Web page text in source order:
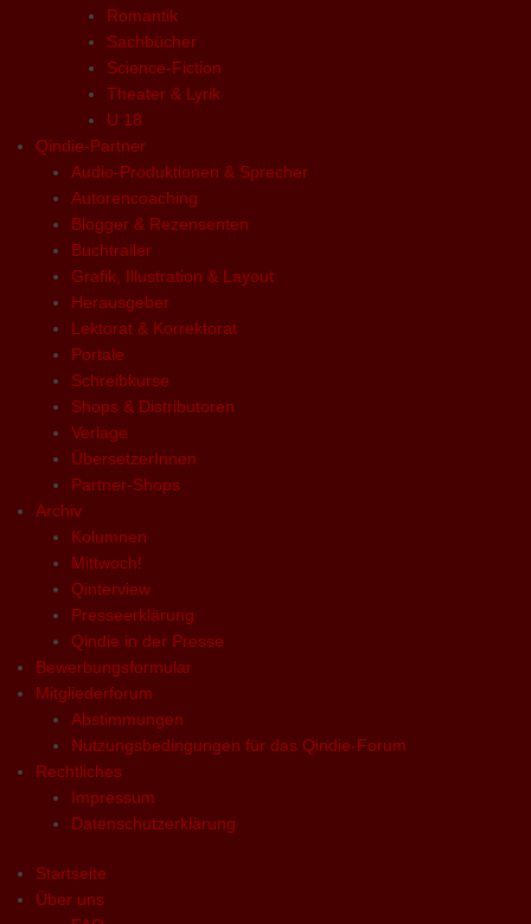
Romantik
Sachbücher
Science-Fiction
Theater & Lyrik
U 18
Qindie-Partner
Audio-Produktionen & Sprecher
Autorencoaching
Blogger & Rezensenten
Buchtrailer
Grafik, Illustration & Layout
Herausgeber
Lektorat & Korrektorat
Portale
Schreibkurse
Shops & Distributoren
Verlage
ÜbersetzerInnen
Partner-Shops
Archiv
Kolumnen
Mittwoch!
Qinterview
Presseerklärung
Qindie in der Presse
Bewerbungsformular
Mitgliederforum
Abstimmungen
Nutzungsbedingungen für das Qindie-Forum
Rechtliches
Impressum
Datenschutzerklärung
Startseite
Über uns